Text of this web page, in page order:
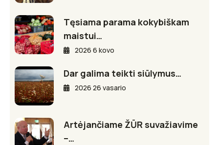
Tęsiama parama kokybiškam
maistui…
2026 6 kovo
Dar galima teikti siūlymus…
2026 26 vasario
Artėjančiame ŽŪR suvažiavime
–…